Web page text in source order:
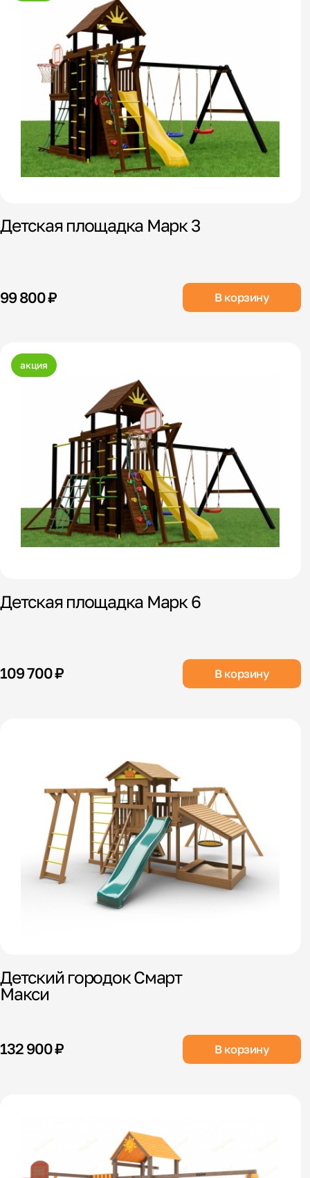
Детская площадка Марк 3
99 800 ₽ В корзину
акция
Детская площадка Марк 6
109 700 ₽ В корзину
Детский городок Смарт
Макси
132 900 ₽ В корзину